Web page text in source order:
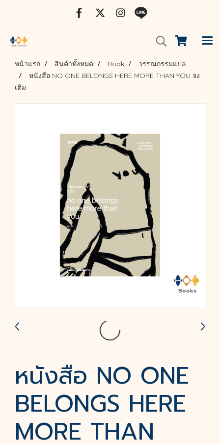
หน้าแรก สินค้าทั้งหมด Book
วรรณกรรมแปล
หนังสือ NO ONE BELONGS HERE MORE THAN YOU จง
เติม
หนังสือ NO ONE
BELONGS HERE
MORE THAN